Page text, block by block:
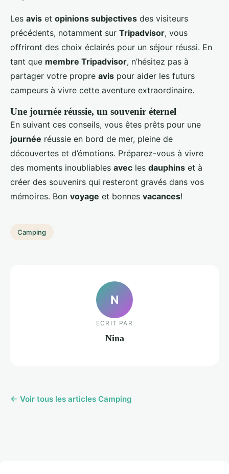
Les avis et opinions subjectives des visiteurs
précédents, notamment sur Tripadvisor, vous
offriront des choix éclairés pour un séjour réussi. En
tant que membre Tripadvisor, n’hésitez pas à
partager votre propre avis pour aider les futurs
campeurs à vivre cette aventure extraordinaire.
Une journée réussie, un souvenir éternel
En suivant ces conseils, vous êtes prêts pour une
journée réussie en bord de mer, pleine de
découvertes et d’émotions. Préparez-vous à vivre
des moments inoubliables avec les dauphins et à
créer des souvenirs qui resteront gravés dans vos
mémoires. Bon voyage et bonnes vacances!
Camping
N
ECRIT PAR
Nina
← Voir tous les articles Camping